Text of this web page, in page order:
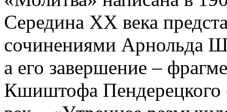
Середина XX века
сочинениями Арнольда
а его завершение –
Кшиштофа